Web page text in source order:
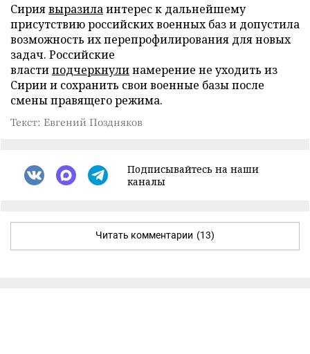
Сириявыразилаинтерес к дальнейшему
присутствию российских военных баз и допустила
возможность их перепрофилирования для новых
задач. Российские
властиподчеркнулинамерение не уходить из
Сирии и сохранить свои военные базы после
смены правящего режима.
Текст: Евгений Поздняков
Подписывайтесь на наши
каналы
Читать комментарии (13)